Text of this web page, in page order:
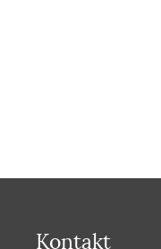
Kontakt